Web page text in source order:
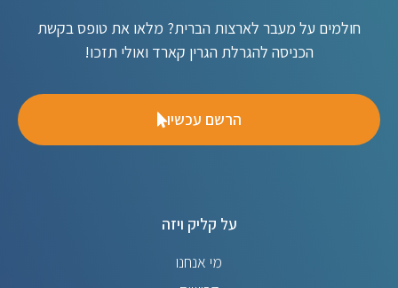
חולמים על מעבר לארצות הברית? מלאו את טופס בקשת
הכניסה להגרלת הגרין קארד ואולי תזכו!
הרשם עכשיו
על קליק ויזה
מי אנחנו